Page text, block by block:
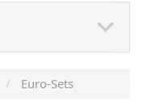
Euro-Sets